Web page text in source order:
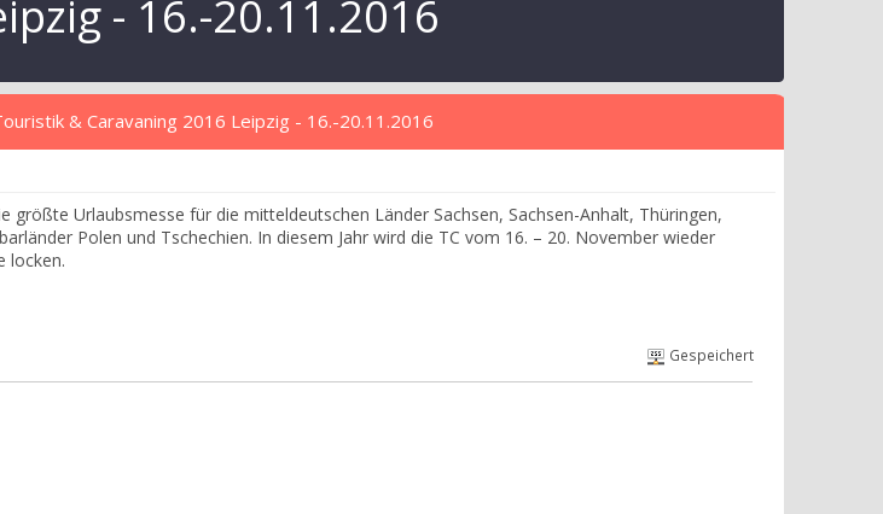
- 16.-20.11.2016
& Caravaning 2016 Leipzig - 16.-20.11.2016
größte Urlaubsmesse für die mitteldeutschen Länder Sachsen, Sachsen-Anhalt, Thüringen,
Polen und Tschechien. In diesem Jahr wird die TC vom 16. – 20. November wieder
locken.
Gespeichert